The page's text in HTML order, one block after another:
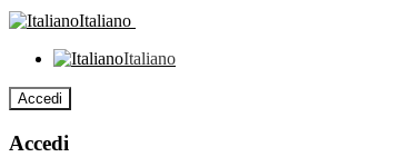
Italiano
Italiano
Accedi
Accedi